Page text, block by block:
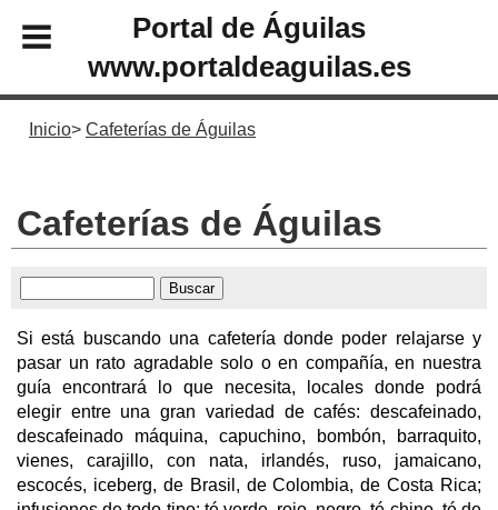
Portal de Águilas
www.portaldeaguilas.es
Inicio Cafeterías de Águilas
Cafeterías de Águilas
Si está buscando una cafetería donde poder relajarse y
pasar un rato agradable solo o en compañía, en nuestra
guía encontrará lo que necesita, locales donde podrá
elegir entre una gran variedad de cafés: descafeinado,
descafeinado máquina, capuchino, bombón, barraquito,
vienes, carajillo, con nata, irlandés, ruso, jamaicano,
escocés, iceberg, de Brasil, de Colombia, de Costa Rica;